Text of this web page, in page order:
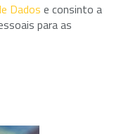
Dados e consinto a
para as